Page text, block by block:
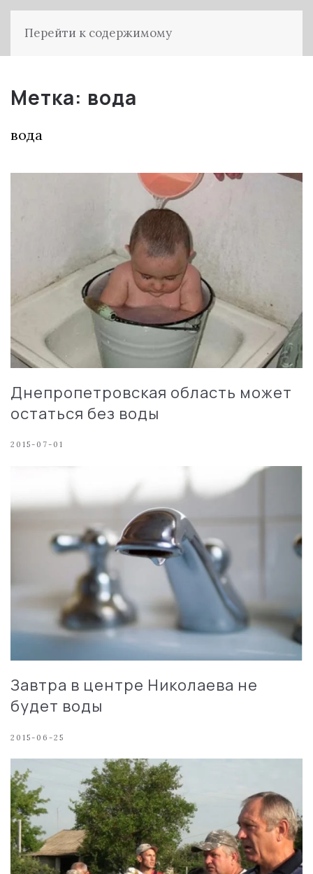
Перейти к содержимому
Метка: вода
вода
Днепропетровская область может
остаться без воды
2015-07-01
Завтра в центре Николаева не
будет воды
2015-06-25